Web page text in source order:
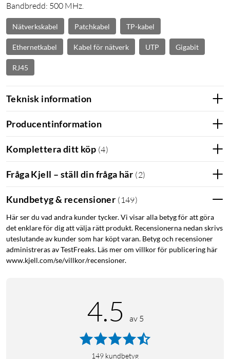
Bandbredd: 500 MHz.
Nätverkskabel Patchkabel TP-kabel
Ethernetkabel Kabel för nätverk UTP Gigabit
RJ45
Teknisk information
Producentinformation
Komplettera ditt köp (4)
Fråga Kjell – ställ din fråga här (2)
Kundbetyg & recensioner ( 149)
Här ser du vad andra kunder tycker. Vi visar alla betyg för att göra
det enklare för dig att välja rätt produkt. Recensionerna nedan skrivs
uteslutande av kunder som har köpt varan. Betyg och recensioner
administreras av TestFreaks. Läs mer om villkor för publicering här
www.kjell.com/se/villkor/recensioner.
4.5 av 5
149 kundbetyg